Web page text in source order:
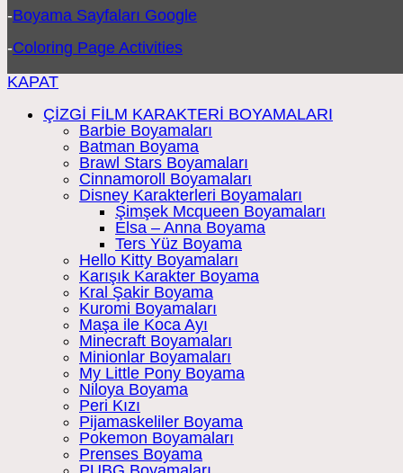
-Boyama Sayfaları Google
-Coloring Page Activities
KAPAT
ÇİZGİ FİLM KARAKTERİ BOYAMALARI
Barbie Boyamaları
Batman Boyama
Brawl Stars Boyamaları
Cinnamoroll Boyamaları
Disney Karakterleri Boyamaları
Şimşek Mcqueen Boyamaları
Elsa – Anna Boyama
Ters Yüz Boyama
Hello Kitty Boyamaları
Karışık Karakter Boyama
Kral Şakir Boyama
Kuromi Boyamaları
Maşa ile Koca Ayı
Minecraft Boyamaları
Minionlar Boyamaları
My Little Pony Boyama
Niloya Boyama
Peri Kızı
Pijamaskeliler Boyama
Pokemon Boyamaları
Prenses Boyama